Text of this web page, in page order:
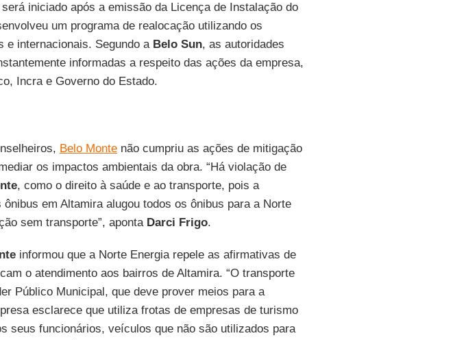
iniciado após a emissão da Licença de Instalação do
um programa de realocação utilizando os
e internacionais. Segundo a Belo Sun, as autoridades
informadas a respeito das ações da empresa,
Incra e Governo do Estado.
Belo Montenão cumpriu as ações de mitigação
os impactos ambientais da obra. “Há violação de
, como o direito à saúde e ao transporte, pois a
em Altamira alugou todos os ônibus para a Norte
sem transporte”, aponta Darci Frigo.
informou que a Norte Energia repele as afirmativas de
o atendimento aos bairros de Altamira. “O transporte
Público Municipal, que deve prover meios para a
esclarece que utiliza frotas de empresas de turismo
seus funcionários, veículos que não são utilizados para